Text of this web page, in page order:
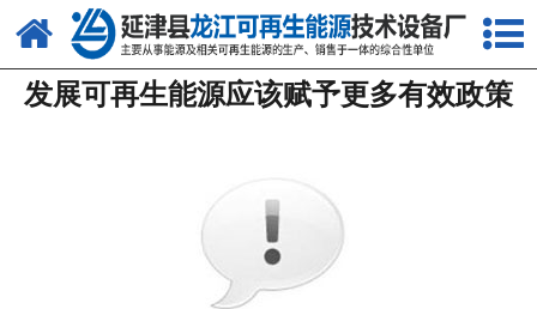
网站首页
关于我们
发展可再生能源应该赋予更多有效政策